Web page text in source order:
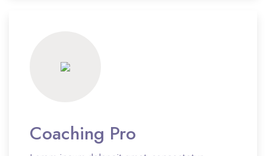
Coaching Pro